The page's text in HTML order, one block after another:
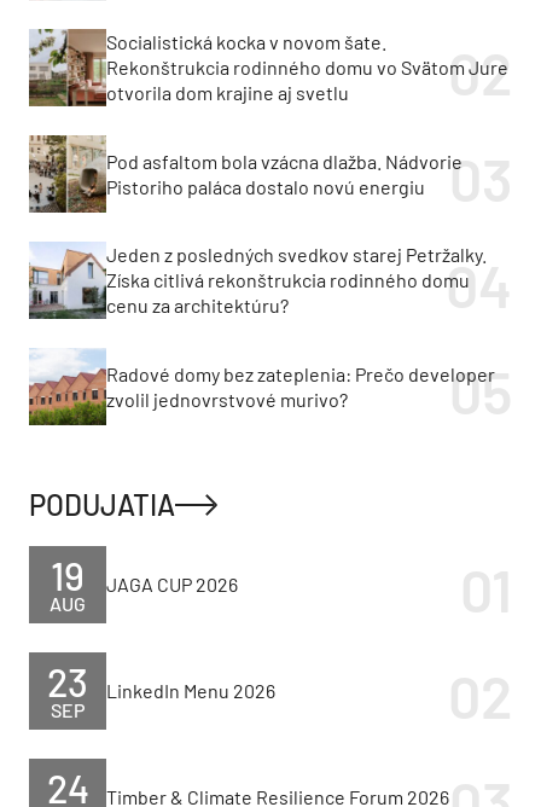
Socialistická kocka v novom šate.
Rekonštrukcia rodinného domu vo Svätom Jure
otvorila dom krajine aj svetlu
Pod asfaltom bola vzácna dlažba. Nádvorie
Pistoriho paláca dostalo novú energiu
Jeden z posledných svedkov starej Petržalky.
Získa citlivá rekonštrukcia rodinného domu
cenu za architektúru?
Radové domy bez zateplenia: Prečo developer
zvolil jednovrstvové murivo?
PODUJATIA
AUG
19 JAGA CUP 2026
SEP
23 LinkedIn Menu 2026
24 Timber & Climate Resilience Forum 2026